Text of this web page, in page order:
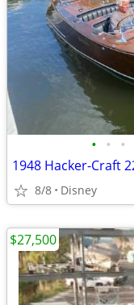
• • •
1948 Hacker-Craft
8/8 Disney
$27,500